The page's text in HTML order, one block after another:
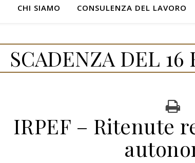
CHI SIAMO CONSULENZA DEL LAVORO
SCADENZA DEL 16
IRPEF – Ritenute